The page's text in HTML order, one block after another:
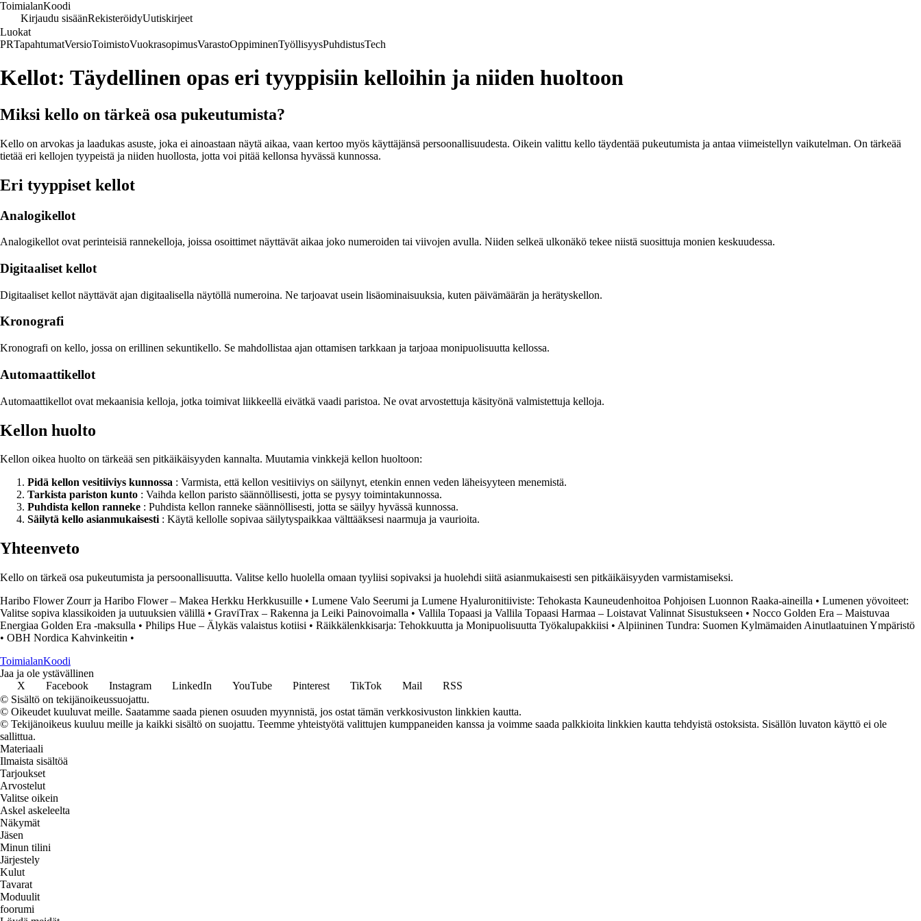
ToimialanKoodi
Kirjaudu sisäänRekisteröidyUutiskirjeet
Luokat
PRTapahtumatVersioToimistoVuokrasopimusVarastoOppiminenTyöllisyysPuhdistusTech
Kellot: Täydellinen opas eri tyyppisiin kelloihin ja niiden huoltoon
Miksi kello on tärkeä osa pukeutumista?
Kello on arvokas ja laadukas asuste, joka ei ainoastaan näytä aikaa, vaan kertoo myös käyttäjänsä persoonallisuudesta. Oikein valittu kello täydentää pukeutumista ja antaa viimeistellyn vaikutelman. On tärkeää
tietää eri kellojen tyypeistä ja niiden huollosta, jotta voi pitää kellonsa hyvässä kunnossa.
Eri tyyppiset kellot
Analogikellot
Analogikellot ovat perinteisiä rannekelloja, joissa osoittimet näyttävät aikaa joko numeroiden tai viivojen avulla. Niiden selkeä ulkonäkö tekee niistä suosittuja monien keskuudessa.
Digitaaliset kellot
Digitaaliset kellot näyttävät ajan digitaalisella näytöllä numeroina. Ne tarjoavat usein lisäominaisuuksia, kuten päivämäärän ja herätyskellon.
Kronografi
Kronografi on kello, jossa on erillinen sekuntikello. Se mahdollistaa ajan ottamisen tarkkaan ja tarjoaa monipuolisuutta kellossa.
Automaattikellot
Automaattikellot ovat mekaanisia kelloja, jotka toimivat liikkeellä eivätkä vaadi paristoa. Ne ovat arvostettuja käsityönä valmistettuja kelloja.
Kellon huolto
Kellon oikea huolto on tärkeää sen pitkäikäisyyden kannalta. Muutamia vinkkejä kellon huoltoon:
Pidä kellon vesitiiviys kunnossa : Varmista, että kellon vesitiiviys on säilynyt, etenkin ennen veden läheisyyteen menemistä.
Tarkista pariston kunto : Vaihda kellon paristo säännöllisesti, jotta se pysyy toimintakunnossa.
Puhdista kellon ranneke : Puhdista kellon ranneke säännöllisesti, jotta se säilyy hyvässä kunnossa.
Säilytä kello asianmukaisesti: Käytä kellolle sopivaa säilytyspaikkaa välttääksesi naarmuja ja vaurioita.
Yhteenveto
Kello on tärkeä osa pukeutumista ja persoonallisuutta. Valitse kello huolella omaan tyyliisi sopivaksi ja huolehdi siitä asianmukaisesti sen pitkäikäisyyden varmistamiseksi.
Haribo Flower Zourr ja Haribo Flower – Makea Herkku Herkkusuille • Lumene Valo Seerumi ja Lumene Hyaluronitiiviste: Tehokasta Kauneudenhoitoa Pohjoisen Luonnon Raaka-aineilla • Lumenen yövoiteet:
Valitse sopiva klassikoiden ja uutuuksien välillä • GraviTrax – Rakenna ja Leiki Painovoimalla • Vallila Topaasi ja Vallila Topaasi Harmaa – Loistavat Valinnat Sisustukseen • Nocco Golden Era – Maistuvaa
Energiaa Golden Era -maksulla • Philips Hue – Älykäs valaistus kotiisi • Räikkälenkkisarja: Tehokkuutta ja Monipuolisuutta Työkalupakkiisi • Alpiininen Tundra: Suomen Kylmämaiden Ainutlaatuinen Ympäristö
• OBH Nordica Kahvinkeitin •
ToimialanKoodi
Jaa ja ole ystävällinen
X
Facebook Instagram LinkedIn YouTube Pinterest TikTok Mail
RSS
© Sisältö on tekijänoikeussuojattu.
© Oikeudet kuuluvat meille. Saatamme saada pienen osuuden myynnistä, jos ostat tämän verkkosivuston linkkien kautta.
© Tekijänoikeus kuuluu meille ja kaikki sisältö on suojattu. Teemme yhteistyötä valittujen kumppaneiden kanssa ja voimme saada palkkioita linkkien kautta tehdyistä ostoksista. Sisällön luvaton käyttö ei ole
sallittua.
Materiaali
Ilmaista sisältöä
Tarjoukset
Arvostelut
Valitse oikein
Askel askeleelta
Näkymät
Jäsen
Minun tilini
Järjestely
Kulut
Tavarat
Moduulit
foorumi